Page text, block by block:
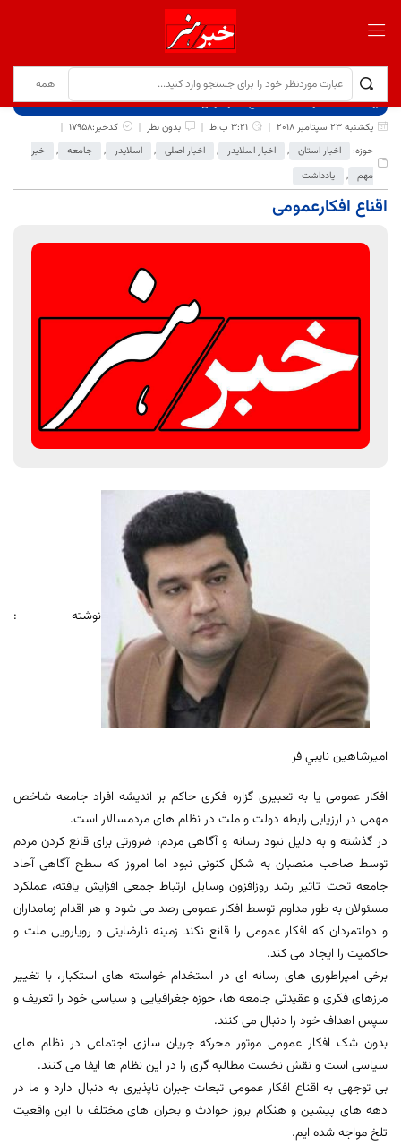
برگ نخست نوشته‌ها
اقناع افکارعمومی
یکشنبه 23 سپتامبر 2018
3:21 ب.ظ بدون نظر
کدخبر:17958
حوزه:
اخبار استان , اخبار اسلایدر , اخبار اصلی , اسلایدر , جامعه ,
خبر
مهم , یادداشت
اقناع افکارعمومی
نوشته :
امیرشاهين نايبي فر
افکار عمومی یا به تعبیری گزاره فکری حاکم بر اندیشه افراد جامعه شاخص
مهمی در ارزیابی رابطه دولت و ملت در نظام های مردمسالار است.
در گذشته و به دلیل نبود رسانه و آگاهی مردم، ضرورتی برای قانع کردن مردم
توسط صاحب منصبان به شکل کنونی نبود اما امروز که سطح آگاهی آحاد
جامعه تحت تاثیر رشد روزافزون وسایل ارتباط جمعی افزایش یافته، عملکرد
مسئولان به طور مداوم توسط افکار عمومی رصد می شود و هر اقدام زمامداران
و دولتمردان که افکار عمومی را قانع نکند زمینه نارضایتی و رویارویی ملت و
حاکمیت را ایجاد می کند.
برخی امپراطوری های رسانه ای در استخدام خواسته های استکبار، با تغییر
مرزهای فکری و عقیدتی جامعه ها، حوزه جغرافیایی و سیاسی خود را تعریف و
سپس اهداف خود را دنبال می کنند.
بدون شک افکار عمومی موتور محرکه جریان سازی اجتماعی در نظام های
سیاسی است و نقش نخست مطالبه گری را در این نظام ها ایفا می کنند.
بی توجهی به اقناع افکار عمومی تبعات جبران ناپذیری به دنبال دارد و ما در
دهه های پیشین و هنگام بروز حوادث و بحران های مختلف با این واقعیت
تلخ مواجه شده ایم.